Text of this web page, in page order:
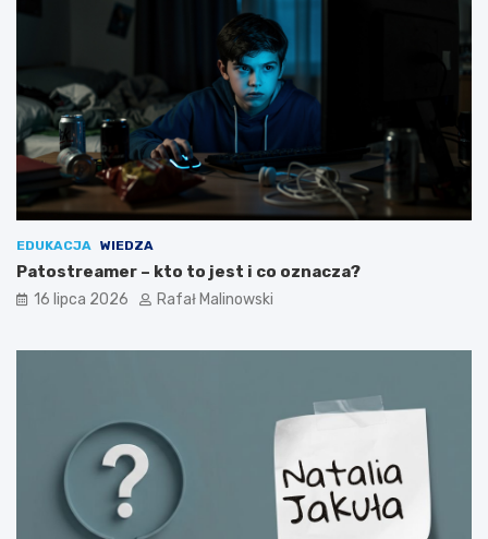
EDUKACJA WIEDZA
Patostreamer – kto to jest i co oznacza?
16 lipca 2026 Rafał Malinowski